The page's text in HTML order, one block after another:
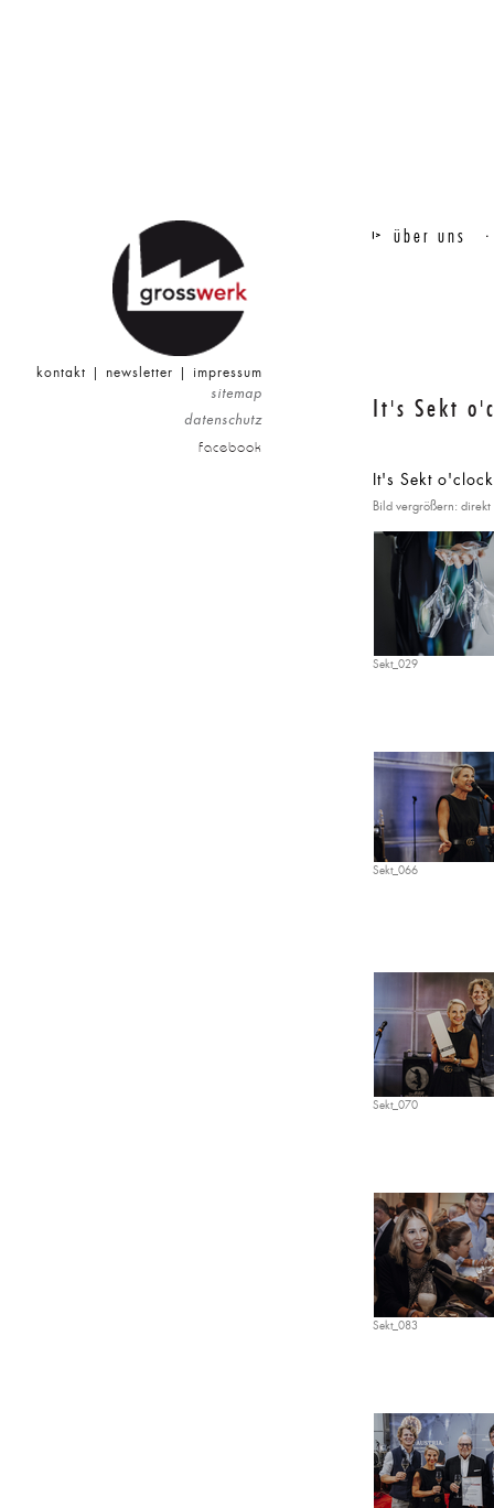
kontakt | newsletter | impressum
sitemap
datenschutz
facebook
über uns
It's Sekt
It's Sekt
Bild vergrößern:
Sekt_029
Sekt_066
Sekt_070
Sekt_083